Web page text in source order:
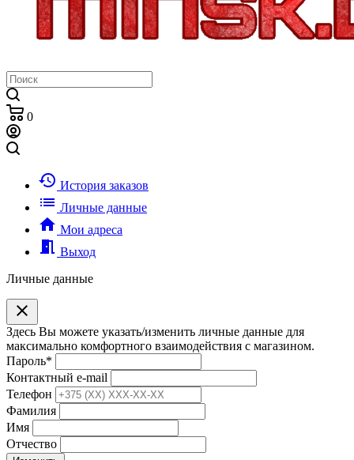
0
history История заказов
list Личные данные
home Мои адреса
meeting_room Выход
Личные данные
clear
Здесь Вы можете указать/изменить личные данные для
максимально комфортного взаимодействия с магазином.
Пароль*
Контактный e-mail
Телефон
Фамилия
Имя
Отчество